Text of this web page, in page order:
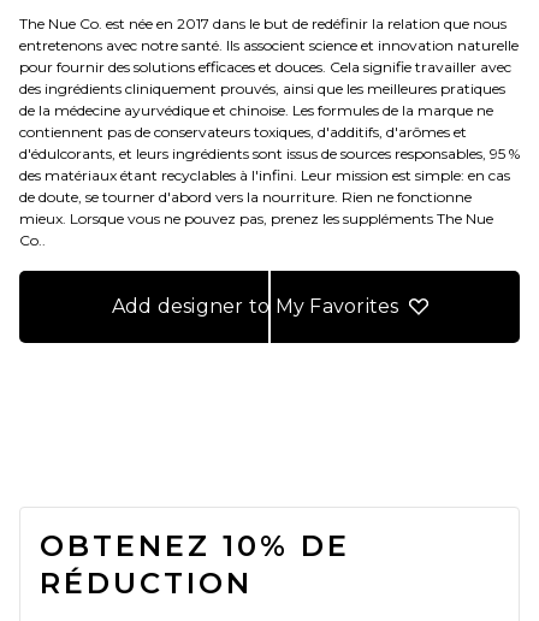
The Nue Co. est née en 2017 dans le but de redéfinir la relation que nous
entretenons avec notre santé. Ils associent science et innovation naturelle
pour fournir des solutions efficaces et douces. Cela signifie travailler avec
des ingrédients cliniquement prouvés, ainsi que les meilleures pratiques
de la médecine ayurvédique et chinoise. Les formules de la marque ne
contiennent pas de conservateurs toxiques, d'additifs, d'arômes et
d'édulcorants, et leurs ingrédients sont issus de sources responsables, 95 %
des matériaux étant recyclables à l'infini. Leur mission est simple: en cas
de doute, se tourner d'abord vers la nourriture. Rien ne fonctionne
mieux. Lorsque vous ne pouvez pas, prenez les suppléments The Nue
Co..
Add designer to My Favorites
FOOTER
OBTENEZ 10% DE
RÉDUCTION